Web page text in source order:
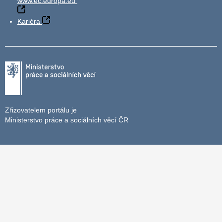
Kariéra
Zřizovatelem portálu je
Ministerstvo práce a sociálních věcí ČR